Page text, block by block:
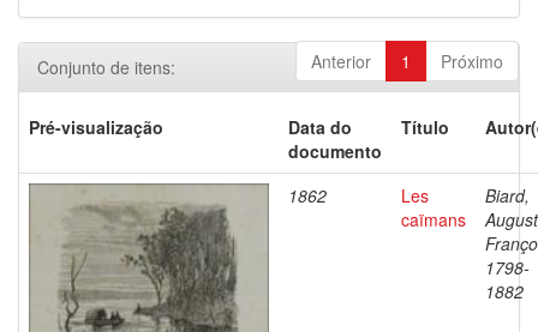
Anterior 1 Próximo
Conjunto de itens:
Pré-visualização
Data do
documento
Título
1862
Les
caïmans
Biard,
1798-
1882